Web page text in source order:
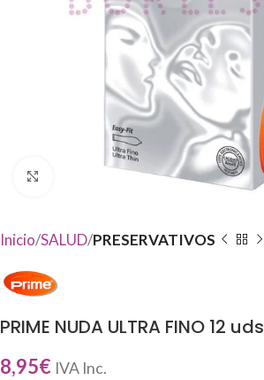
Haga Click para agrandar
Inicio SALUD PRESERVATIVOS
PRIME NUDA ULTRA FINO 12 uds
8,95€ IVA Inc.